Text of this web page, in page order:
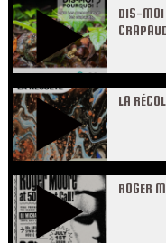
DIS-MOI
LA
ROGER